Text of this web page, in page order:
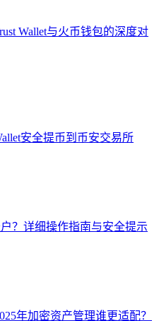
Wallet与火币钱包的深度对
安全提币到币安交易所
？详细操作指南与安全提示
年加密资产管理谁更适配？